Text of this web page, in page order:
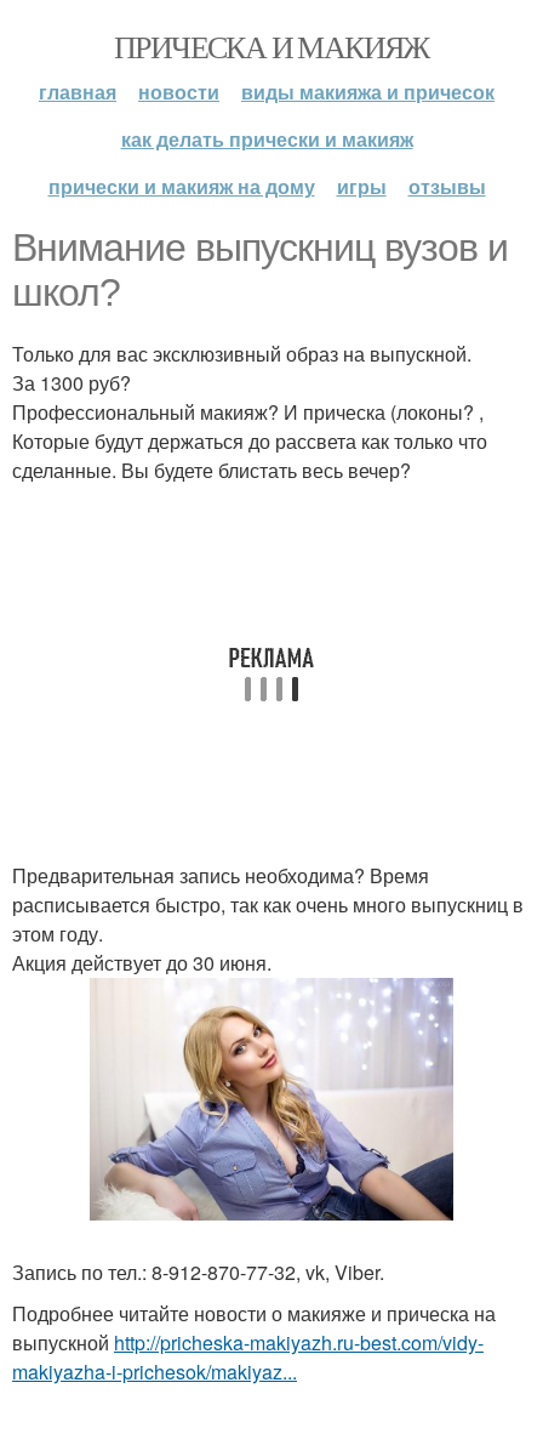
ПРИЧЕСКА И МАКИЯЖ
главная новости
виды макияжа и причесок
как делать прически и макияж
прически и макияж на дому
игры отзывы
Внимание выпускниц вузов и
школ?
Только для вас эксклюзивный образ на выпускной.
За 1300 руб?
Профессиональный макияж? И прическа (локоны? ,
Которые будут держаться до рассвета как только что
сделанные. Вы будете блистать весь вечер?
Предварительная запись необходима? Время
расписывается быстро, так как очень много выпускниц в
этом году.
Акция действует до 30 июня.
Запись по тел.: 8-912-870-77-32, vk, Viber.
Подробнее читайте новости о макияже и прическа на
выпускной http://pricheska-makiyazh.ru-best.com/vidy-
makiyazha-i-prichesok/makiyaz...